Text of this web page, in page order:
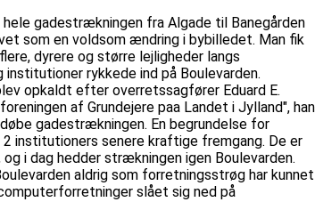
gadestrækningen fra Algade til Banegården
som en voldsom ændring i bybilledet. Man fik
dyrere og større lejligheder langs
rykkede ind på Boulevarden.
opkaldt efter overretssagfører Eduard E.
af Grundejere paa Landet i Jylland", han
gadestrækningen. En begrundelse for
institutioners senere kraftige fremgang. De er
i dag hedder strækningen igen Boulevarden.
aldrig som forretningsstrøg har kunnet
slået sig ned på